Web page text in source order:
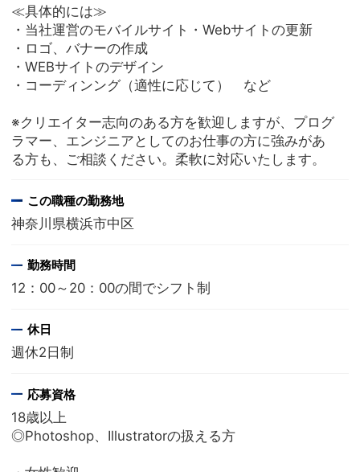
≪具体的には≫
・当社運営のモバイルサイト・Webサイトの更新
・ロゴ、バナーの作成
・WEBサイトのデザイン
・コーディンング（適性に応じて） など
※クリエイター志向のある方を歓迎しますが、プログ
ラマー、エンジニアとしてのお仕事の方に強みがあ
る方も、ご相談ください。柔軟に対応いたします。
この職種の勤務地
神奈川県横浜市中区
勤務時間
12：00～20：00の間でシフト制
休日
週休2日制
応募資格
18歳以上
◎Photoshop、Illustratorの扱える方